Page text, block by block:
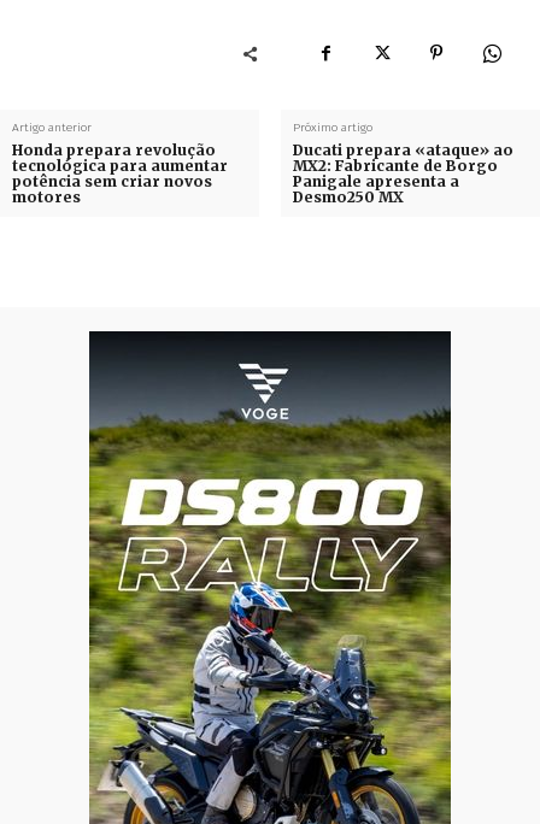
Artigo anterior
Honda prepara revolução
tecnológica para aumentar
potência sem criar novos
motores
Próximo artigo
Ducati prepara «ataque» ao
MX2: Fabricante de Borgo
Panigale apresenta a
Desmo250 MX